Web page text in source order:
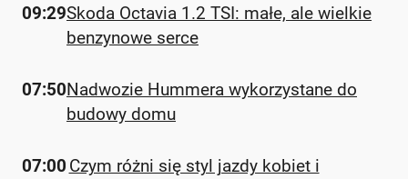
09:29Skoda Octavia 1.2 TSI: małe, ale wielkie
benzynowe serce
07:50Nadwozie Hummera wykorzystane do
budowy domu
07:00 Czym różni się styl jazdy kobiet i